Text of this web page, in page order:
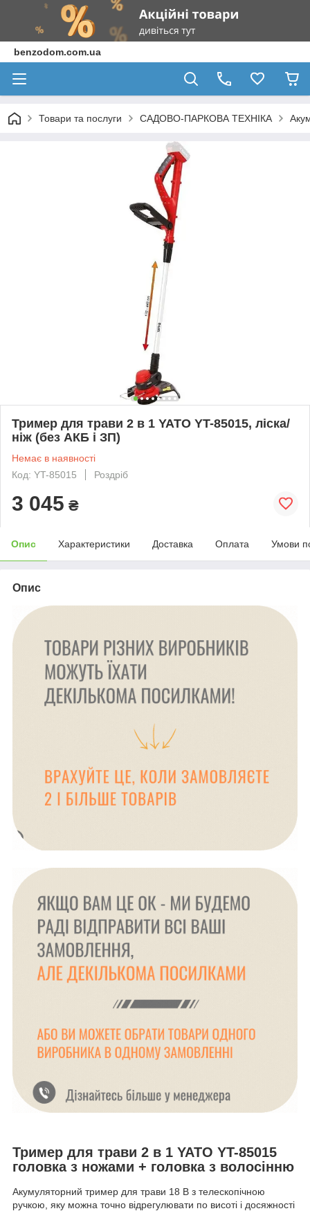
benzodom.com.ua
Товари та послуги САДОВО-ПАРКОВА ТЕХНІКА
Тример для трави 2 в 1 YATO YT-85015, ліска/
ніж (без АКБ і ЗП)
Немає в наявності
Код: YT-85015
Роздріб
3 045 ₴
Опис Характеристики Доставка Оплата Умови
Опис
Тример для трави 2 в 1 YATO YT-85015
головка з ножами + головка з волосінню
Акумуляторний тример для трави 18 В з телескопічною
ручкою, яку можна точно відрегулювати по висоті і досяжності